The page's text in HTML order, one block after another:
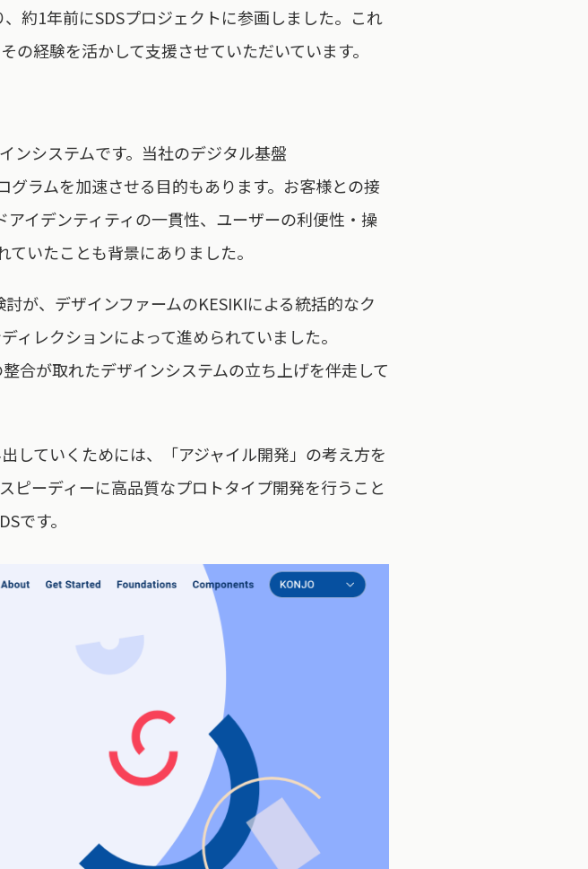
約1年前にSDSプロジェクトに参画しました。これ
経験を活かして支援させていただいています。
システムです。当社のデジタル基盤
グラムを加速させる目的もあります。お客様との接
イデンティティの一貫性、ユーザーの利便性・操
いたことも背景にありました。
が、デザインファームのKESIKIによる統括的なク
ィレクションによって進められていました。
合が取れたデザインシステムの立ち上げを伴走して
ていくためには、「アジャイル開発」の考え方を
ピーディーに高品質なプロトタイプ開発を行うこと
です。